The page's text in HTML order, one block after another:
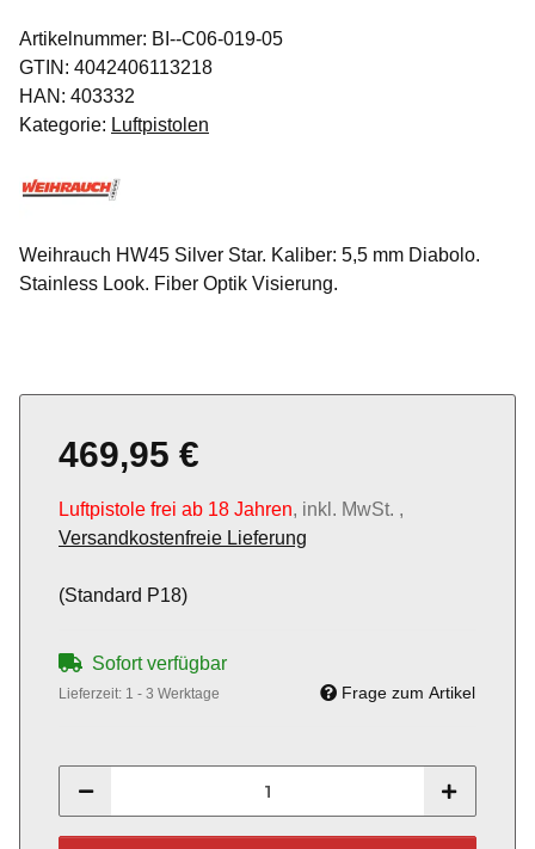
Artikelnummer: BI--C06-019-05
GTIN: 4042406113218
HAN: 403332
Kategorie: Luftpistolen
Weihrauch HW45 Silver Star. Kaliber: 5,5 mm Diabolo.
Stainless Look. Fiber Optik Visierung.
469,95 €
Luftpistole frei ab 18 Jahren, inkl. MwSt. ,
Versandkostenfreie Lieferung
(Standard P18)
Sofort verfügbar
Lieferzeit: 1 - 3 Werktage Frage zum Artikel